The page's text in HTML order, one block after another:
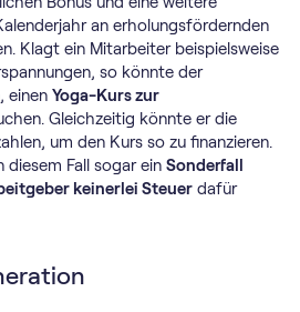
an erholungsfördernden
Klagt ein Mitarbeiter beispielsweise
so könnte der
einen Yoga-Kurs zur
Gleichzeitig könnte er die
um den Kurs so zu finanzieren.
diesem Fall sogar ein Sonderfall
keinerlei Steuer dafür